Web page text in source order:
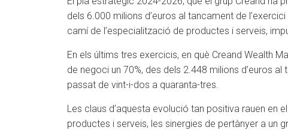
dels 6.000 milions d’euros al tancament de
camí de l’especialització de productes i serveis,
En els últims tres exercicis, en què Creand Wealth
de negoci un 70%, des dels 2.448 milions d’euros
passat de vint-i-dos a quaranta-tres.
Les claus d’aquesta evolució tan positiva rauen en
productes i serveis, les sinergies de pertànyer a un